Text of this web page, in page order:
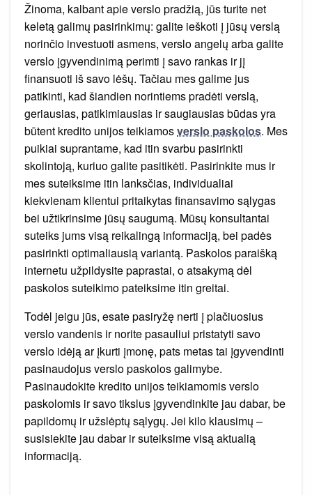
Žinoma, kalbant apie verslo pradžią, jūs turite net
keletą galimų pasirinkimų: galite ieškoti į jūsų verslą
norinčio investuoti asmens, verslo angelų arba galite
verslo įgyvendinimą perimti į savo rankas ir jį
finansuoti iš savo lėšų. Tačiau mes galime jus
patikinti, kad šiandien norintiems pradėti verslą,
geriausias, patikimiausias ir saugiausias būdas yra
būtent kredito unijos teikiamosverslo paskolos. Mes
puikiai suprantame, kad itin svarbu pasirinkti
skolintoją, kuriuo galite pasitikėti. Pasirinkite mus ir
mes suteiksime itin lanksčias, individualiai
kiekvienam klientui pritaikytas finansavimo sąlygas
bei užtikrinsime jūsų saugumą. Mūsų konsultantai
suteiks jums visą reikalingą informaciją, bei padės
pasirinkti optimaliausią variantą. Paskolos paraišką
internetu užpildysite paprastai, o atsakymą dėl
paskolos suteikimo pateiksime itin greitai.
Todėl jeigu jūs, esate pasiryžę nerti į plačiuosius
verslo vandenis ir norite pasauliui pristatyti savo
verslo idėją ar įkurti įmonę, pats metas tai įgyvendinti
pasinaudojus verslo paskolos galimybe.
Pasinaudokite kredito unijos teikiamomis verslo
paskolomis ir savo tikslus įgyvendinkite jau dabar, be
papildomų ir užslėptų sąlygų. Jei kilo klausimų –
susisiekite jau dabar ir suteiksime visą aktualią
informaciją.